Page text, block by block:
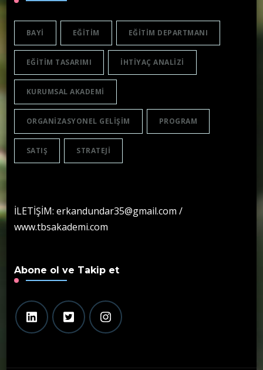
BAYI EĞITIM EĞITIM DEPARTMANI
EĞITIM TASARIMI IHTIYAÇ ANALIZI
KURUMSAL AKADEMI
ORGANIZASYONEL GELIŞIM PROGRAM
SATIŞ STRATEJI
İLETİŞİM: erkandundar35@gmail.com /
www.tbsakademi.com
Abone ol ve Takip et